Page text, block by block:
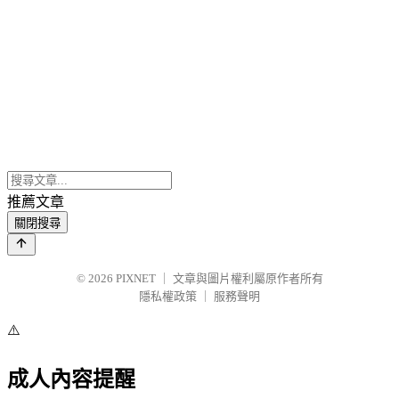
推薦文章
關閉搜尋
© 2026 PIXNET
文章與圖片權利屬原作者所有
隱私權政策
服務聲明
⚠️
成人內容提醒